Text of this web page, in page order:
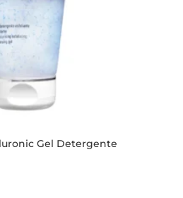
Gel Detergente